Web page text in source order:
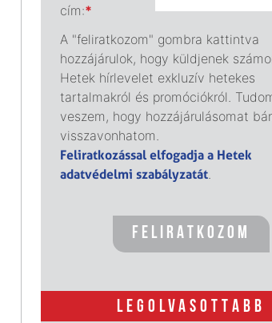
cím:*
A "feliratkozom" gombra kattintva
hozzájárulok, hogy küldjenek
Hetek hírlevelet exkluzív hetekes
tartalmakról és promóciókról.
veszem, hogy hozzájárulásomat
visszavonhatom.
Feliratkozással elfogadja a Hetek
adatvédelmi szabályzatát
LEGOLVASOTTABB